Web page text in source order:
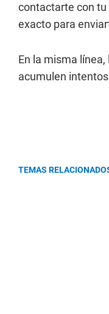
contactarte con tu
exacto para
En la misma
acumulen
TEMAS